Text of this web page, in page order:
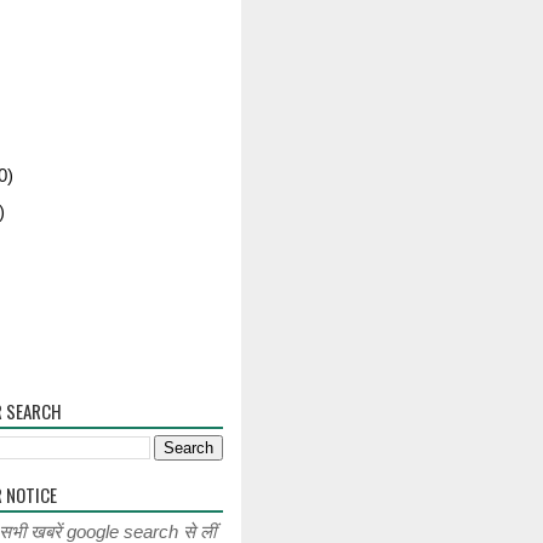
NOTICE
सभी खबरें google search से लीं